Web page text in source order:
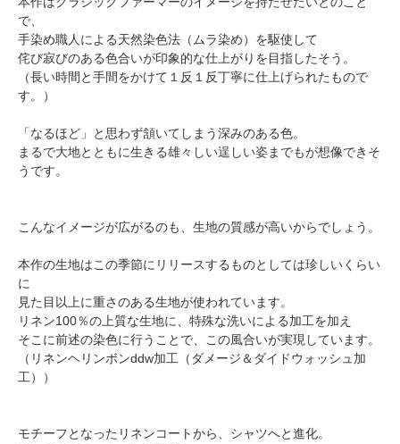
で、
手染め職人による天然染色法（ムラ染め）を駆使して
侘び寂びのある色合いが印象的な仕上がりを目指したそう。
（長い時間と手間をかけて１反１反丁寧に仕上げられたもので
す。）
「なるほど」と思わず頷いてしまう深みのある色。
まるで大地とともに生きる雄々しい逞しい姿までもが想像できそ
うです。
こんなイメージが広がるのも、生地の質感が高いからでしょう。
本作の生地はこの季節にリリースするものとしては珍しいくらい
に
見た目以上に重さのある生地が使われています。
リネン100％の上質な生地に、特殊な洗いによる加工を加え
そこに前述の染色に行うことで、この風合いが実現しています。
（リネンヘリンボンddw加工（ダメージ＆ダイドウォッシュ加
工））
モチーフとなったリネンコートから、シャツへと進化。